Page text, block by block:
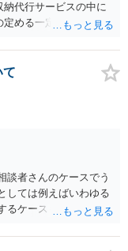
代行サービスの中に
定める一定の要件（内
２条の２の定める一
いては、該当条文を見
野に詳しそうな弁護
決済法） 第二条の二
れらに類する方法に
からの委託（二以上
る方法により支払を
の者に受け入れさせ、
金を当該受取人に交
て
談者さんのケースでう
しては例えばいわゆる
るケースもありますの